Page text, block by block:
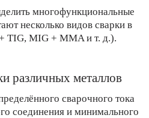
многофункциональные
несколько видов сварки в
TIG, MIG + MMA и т. д.).
различных металлов
сварочного тока
соединения и минимального